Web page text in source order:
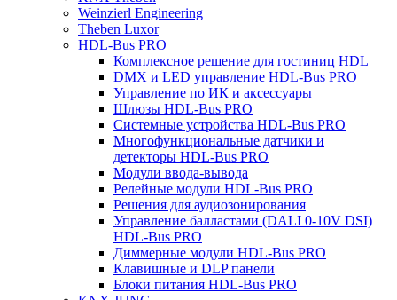
Weinzierl Engineering
Theben Luxor
HDL-Bus PRO
Комплексное решение для гостиниц HDL
DMX и LED управление HDL-Bus PRO
Управление по ИК и аксессуары
Шлюзы HDL-Bus PRO
Системные устройства HDL-Bus PRO
Многофункциональные датчики и
детекторы HDL-Bus PRO
Модули ввода-вывода
Релейные модули HDL-Bus PRO
Решения для аудиозонирования
Управление балластами (DALI 0-10V DSI)
HDL-Bus PRO
Диммерные модули HDL-Bus PRO
Клавишные и DLP панели
Блоки питания HDL-Bus PRO